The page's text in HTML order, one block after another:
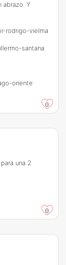
abrazo. Y
rodrigo-vielma
santana
oriente
0
una 2
0